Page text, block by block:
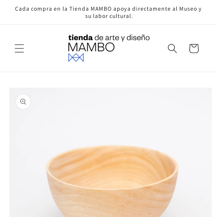
directamente
Cada compra en la Tienda MAMBO apoya directamente al Museo y
su labor cultural.
Carrito
a la
información